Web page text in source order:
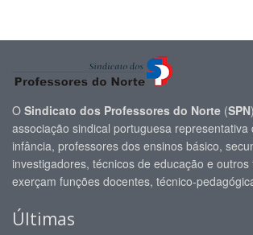
O Sindicato dos Professores do Norte (SPN
associação sindical portuguesa representativa
infância, professores dos ensinos básico,
investigadores, técnicos de educação e
exerçam funções docentes, técnico-
Últimas